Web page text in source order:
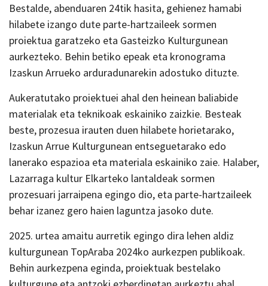
Bestalde, abenduaren 24tik hasita, gehienez hamabi
hilabete izango dute parte-hartzaileek sormen
proiektua garatzeko eta Gasteizko Kulturgunean
aurkezteko. Behin betiko epeak eta kronograma
Izaskun Arrueko arduradunarekin adostuko dituzte.
Aukeratutako proiektuei ahal den heinean baliabide
materialak eta teknikoak eskainiko zaizkie. Besteak
beste, prozesua irauten duen hilabete horietarako,
Izaskun Arrue Kulturgunean entseguetarako edo
lanerako espazioa eta materiala eskainiko zaie. Halaber,
Lazarraga kultur Elkarteko lantaldeak sormen
prozesuari jarraipena egingo dio, eta parte-hartzaileek
behar izanez gero haien laguntza jasoko dute.
2025. urtea amaitu aurretik egingo dira lehen aldiz
kulturgunean TopAraba 2024ko aurkezpen publikoak.
Behin aurkezpena eginda, proiektuak bestelako